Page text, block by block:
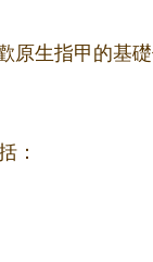
原生指甲的基
：